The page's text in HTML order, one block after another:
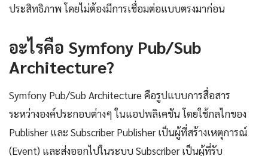
ประสิทธิภาพ โดยไม่ต้องมีการเชื่อมต่อแบบตรงมาก่อน
อะไรคือ Symfony Pub/Sub
Architecture?
Symfony Pub/Sub Architecture คือรูปแบบการสื่อสาร
ระหว่างองค์ประกอบต่างๆ ในแอปพลิเคชัน โดยใช้กลไกของ
Publisher และ Subscriber Publisher เป็นผู้ที่สร้างเหตุการณ์
(Event) และส่งออกไปในระบบ Subscriber เป็นผู้ที่รับ